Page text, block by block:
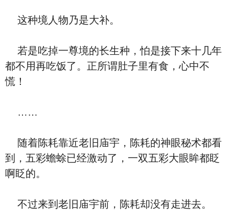
这种境人物乃是大补。
若是吃掉一尊境的长生种，怕是接下来十几年
都不用再吃饭了。正所谓肚子里有食，心中不
慌！
……
随着陈耗靠近老旧庙宇，陈耗的神眼秘术都看
到，五彩蟾蜍已经激动了，一双五彩大眼眸都眨
啊眨的。
不过来到老旧庙宇前，陈耗却没有走进去。